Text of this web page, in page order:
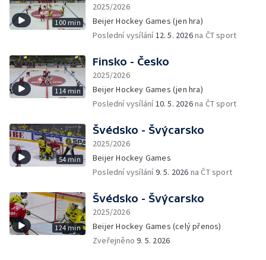
100 min
2025/2026
Beijer Hockey Games (jen hra)
Poslední vysílání12. 5. 2026na ČT sport
114 min
Finsko - Česko
2025/2026
Beijer Hockey Games (jen hra)
Poslední vysílání10. 5. 2026na ČT sport
54 min
Švédsko - Švýcarsko
2025/2026
Beijer Hockey Games
Poslední vysílání9. 5. 2026 na ČT sport
124 min
Švédsko - Švýcarsko
2025/2026
Beijer Hockey Games (celý přenos)
Zveřejněno9. 5. 2026